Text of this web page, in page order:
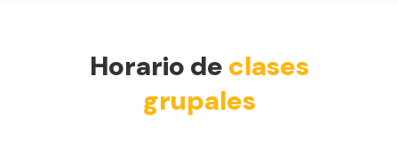
Horario de clases
grupales